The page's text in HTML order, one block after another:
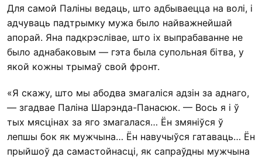
Для самой Паліны ведаць, што адбываецца на волі, і
адчуваць падтрымку мужа было найважнейшай
апорай. Яна падкрэслівае, што іх выпрабаванне не
было аднабаковым — гэта была супольная бітва, у
якой кожны трымаў свой фронт.
«Я скажу, што мы абодва змагаліся адзін за аднаго,
— згадвае Паліна Шарэнда-Панасюк. — Вось я і ў
тых мясцінах за яго змагалася… Ён змяніўся ў
лепшы бок як мужчына… Ён навучыўся гатаваць… Ён
прыйшоў да самастойнасці, як сапраўдны мужчына